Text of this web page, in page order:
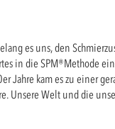
es uns, den
in die SPM®Methode
Jahre kam es zu einer
Unsere Welt und die